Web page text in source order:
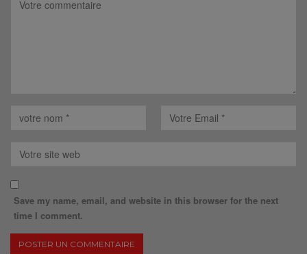
Save my name, email, and website in this browser for the next
time I comment.